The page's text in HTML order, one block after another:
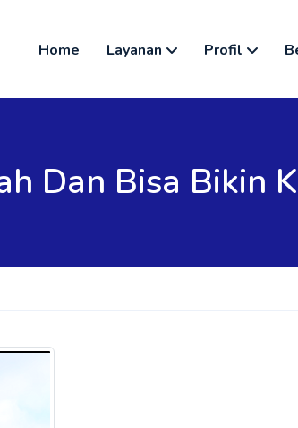
Home Layanan Profil
Dan Bisa Bikin